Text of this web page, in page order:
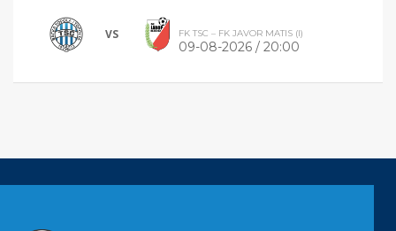
VS FK TSC – FK JAVOR MATIS (I)
09-08-2026 / 20:00